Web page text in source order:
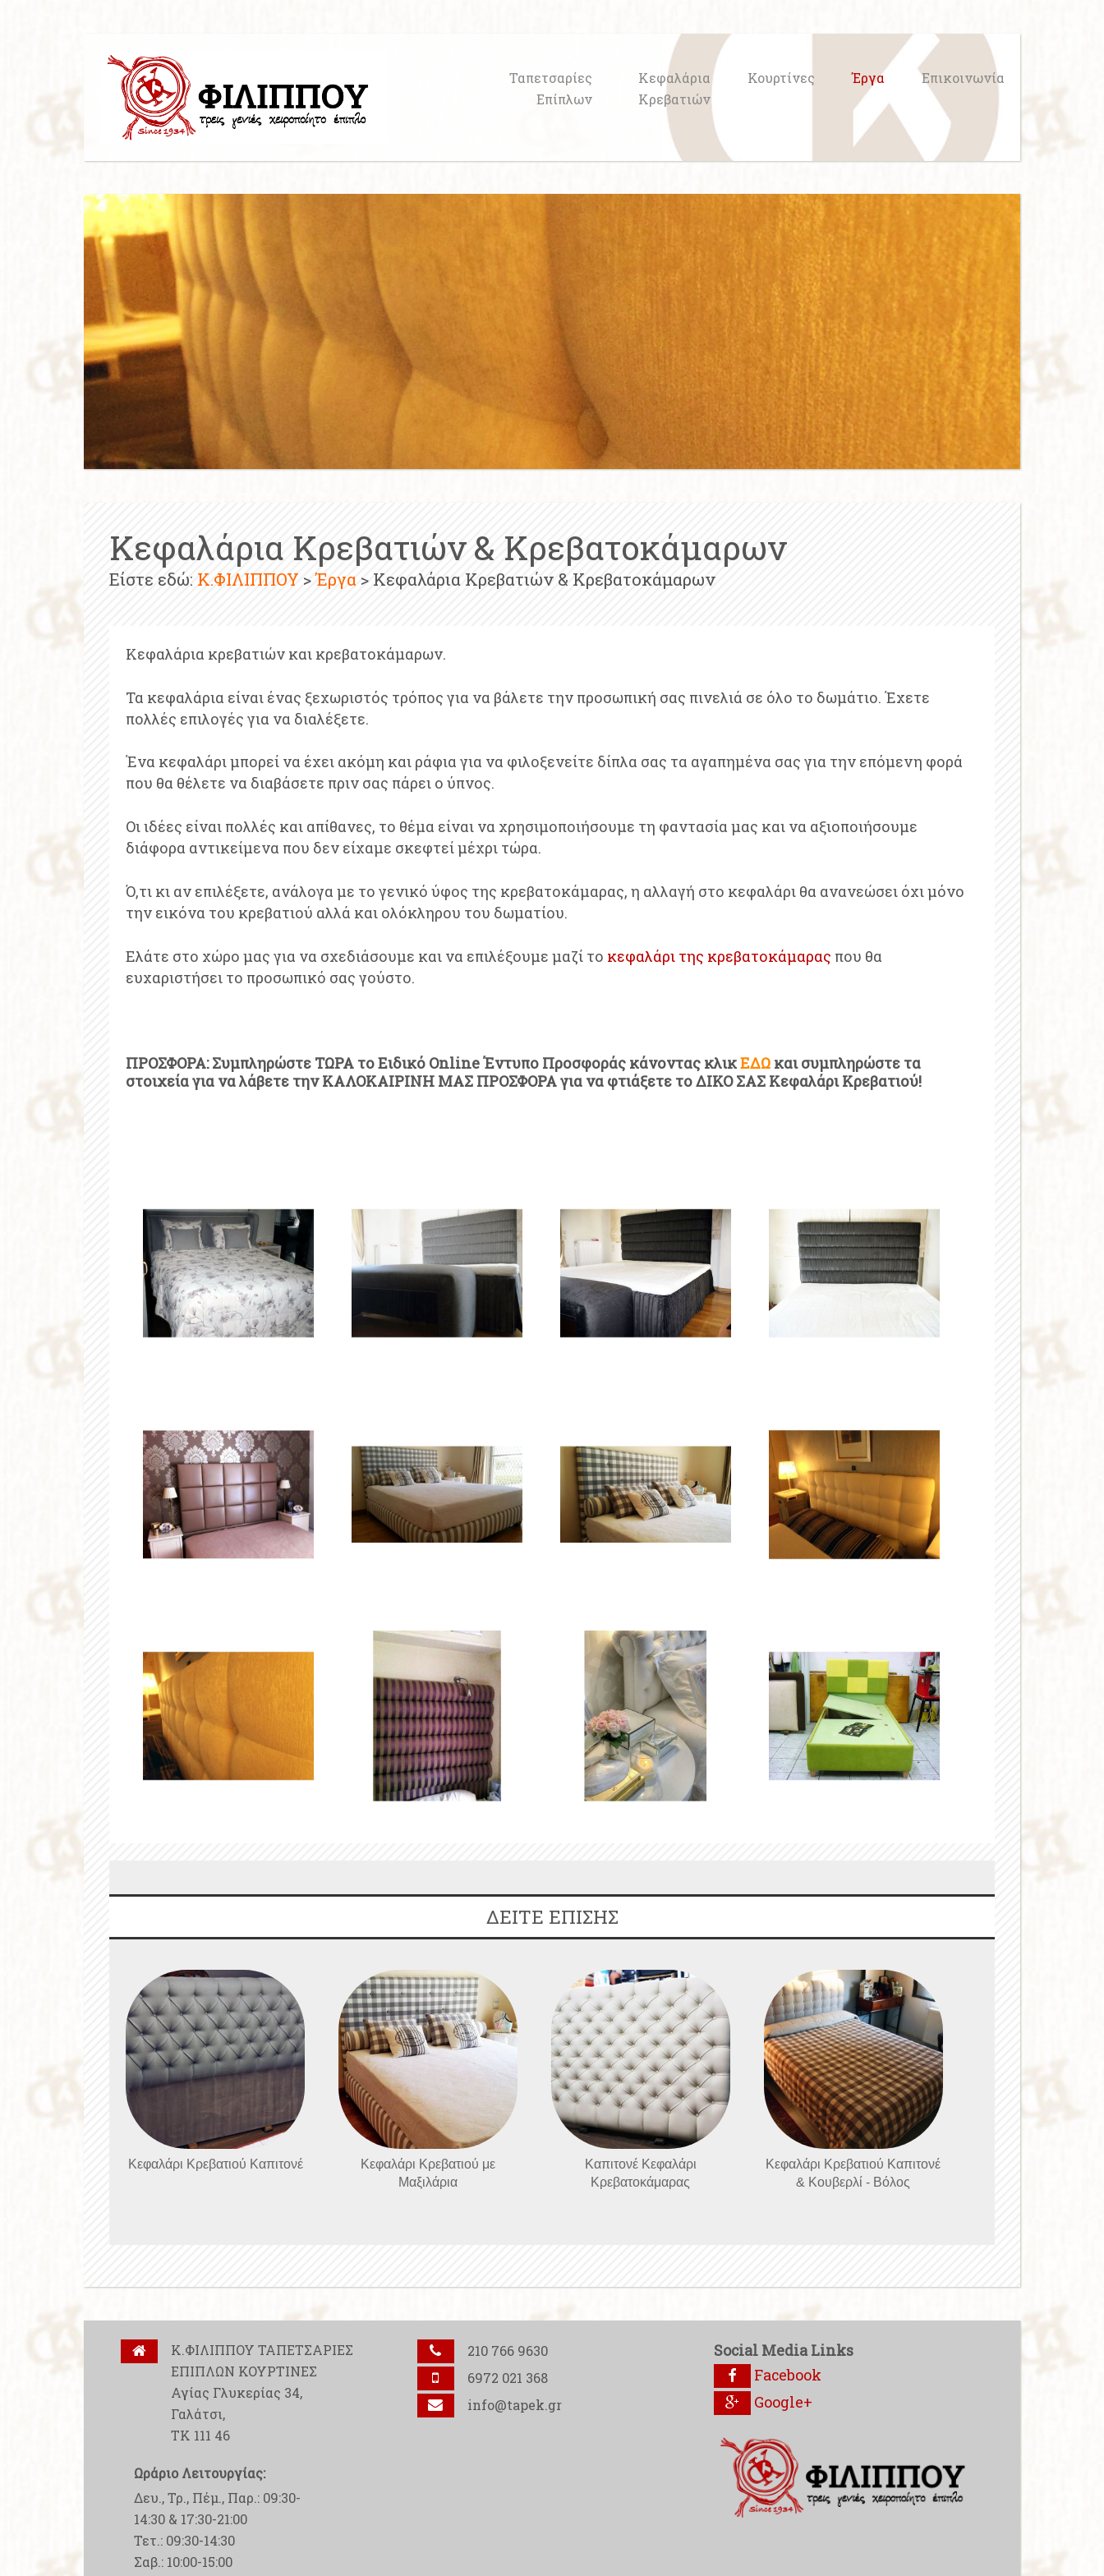
Επικοινωνία
Έργα
Κουρτίνες
Κεφαλάρια
Κρεβατιών
Ταπετσαρίες
Επίπλων
Κεφαλάρια Κρεβατιών & Κρεβατοκάμαρων
Είστε εδώ: Κ.ΦΙΛΙΠΠΟΥ >Έργα> Κεφαλάρια Κρεβατιών & Κρεβατοκάμαρων
Κεφαλάρια κρεβατιών και κρεβατοκάμαρων.
Τα κεφαλάρια είναι ένας ξεχωριστός τρόπος για να βάλετε την προσωπική σας πινελιά σε όλο το δωμάτιο. Έχετε
πολλές επιλογές για να διαλέξετε.
Ένα κεφαλάρι μπορεί να έχει ακόμη και ράφια για να φιλοξενείτε δίπλα σας τα αγαπημένα σας για την επόμενη φορά
που θα θέλετε να διαβάσετε πριν σας πάρει ο ύπνος.
Οι ιδέες είναι πολλές και απίθανες, το θέμα είναι να χρησιμοποιήσουμε τη φαντασία μας και να αξιοποιήσουμε
διάφορα αντικείμενα που δεν είχαμε σκεφτεί μέχρι τώρα.
Ό,τι κι αν επιλέξετε, ανάλογα με το γενικό ύφος της κρεβατοκάμαρας, η αλλαγή στο κεφαλάρι θα ανανεώσει όχι μόνο
την εικόνα του κρεβατιού αλλά και ολόκληρου του δωματίου.
Ελάτε στο χώρο μας για να σχεδιάσουμε και να επιλέξουμε μαζί το κεφαλάρι της κρεβατοκάμαρας που θα
ευχαριστήσει το προσωπικό σας γούστο.
ΠΡΟΣΦΟΡΑ: Συμπληρώστε ΤΩΡΑ τοΕιδικό Online Έντυπο Προσφοράς κάνοντας κλικΕΔΩ και συμπληρώστε τα
στοιχεία για να λάβετε την ΚΑΛΟΚΑΙΡΙΝΗ ΜΑΣ ΠΡΟΣΦΟΡΑ για να φτιάξετε το ΔΙΚΟ ΣΑΣ Κεφαλάρι Κρεβατιού!
ΔΕΙΤΕ ΕΠΙΣΗΣ
Κεφαλάρι Κρεβατιού Καπιτονέ
Κεφαλάρι Κρεβατιού με
Μαξιλάρια
Καπιτονέ Κεφαλάρι
Κρεβατοκάμαρας
Κεφαλάρι Κρεβατιού Καπιτονέ
& Κουβερλί - Βόλος
Κ.ΦΙΛΙΠΠΟΥ ΤΑΠΕΤΣΑΡΙΕΣ
ΕΠΙΠΛΩΝ ΚΟΥΡΤΙΝΕΣ
Αγίας Γλυκερίας 34,
Γαλάτσι,
ΤΚ 111 46
Ωράριο Λειτουργίας:
Δευ., Τρ., Πέμ., Παρ.: 09:30-
14:30 & 17:30-21:00
Τετ.: 09:30-14:30
Σαβ.: 10:00-15:00
210 766 9630
6972 021 368
info@tapek.gr
Social Media Links
Facebook
Google+